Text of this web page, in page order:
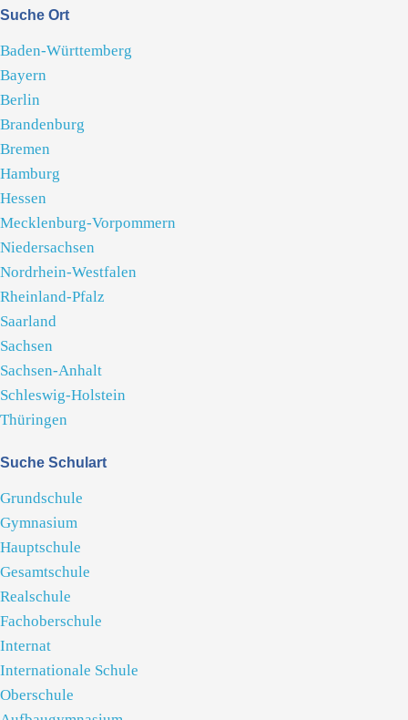
Suche Ort
Baden-Württemberg
Bayern
Berlin
Brandenburg
Bremen
Hamburg
Hessen
Mecklenburg-Vorpommern
Niedersachsen
Nordrhein-Westfalen
Rheinland-Pfalz
Saarland
Sachsen
Sachsen-Anhalt
Schleswig-Holstein
Thüringen
Suche Schulart
Grundschule
Gymnasium
Hauptschule
Gesamtschule
Realschule
Fachoberschule
Internat
Internationale Schule
Oberschule